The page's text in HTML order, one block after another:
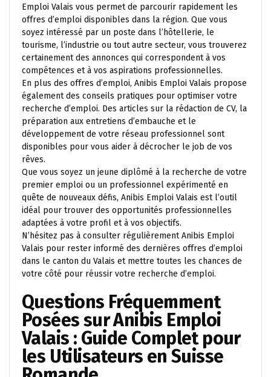
Emploi Valais vous permet de parcourir rapidement les
offres d’emploi disponibles dans la région. Que vous
soyez intéressé par un poste dans l’hôtellerie, le
tourisme, l’industrie ou tout autre secteur, vous trouverez
certainement des annonces qui correspondent à vos
compétences et à vos aspirations professionnelles.
En plus des offres d’emploi, Anibis Emploi Valais propose
également des conseils pratiques pour optimiser votre
recherche d’emploi. Des articles sur la rédaction de CV, la
préparation aux entretiens d’embauche et le
développement de votre réseau professionnel sont
disponibles pour vous aider à décrocher le job de vos
rêves.
Que vous soyez un jeune diplômé à la recherche de votre
premier emploi ou un professionnel expérimenté en
quête de nouveaux défis, Anibis Emploi Valais est l’outil
idéal pour trouver des opportunités professionnelles
adaptées à votre profil et à vos objectifs.
N’hésitez pas à consulter régulièrement Anibis Emploi
Valais pour rester informé des dernières offres d’emploi
dans le canton du Valais et mettre toutes les chances de
votre côté pour réussir votre recherche d’emploi.
Questions Fréquemment
Posées sur Anibis Emploi
Valais : Guide Complet pour
les Utilisateurs en Suisse